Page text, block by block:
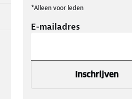
*Alleen voor leden
E-mailadres
Inschrijven